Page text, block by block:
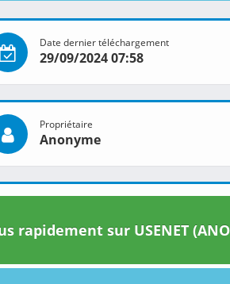
Date dernier téléchargement
29/09/2024 07:58
Propriétaire
Anonyme
rapidement sur USENET